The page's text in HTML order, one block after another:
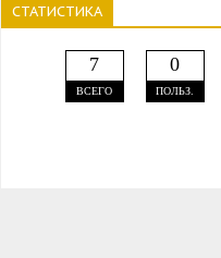
СТАТИСТИКА
7
ВСЕГО
0
ПОЛЬЗ.